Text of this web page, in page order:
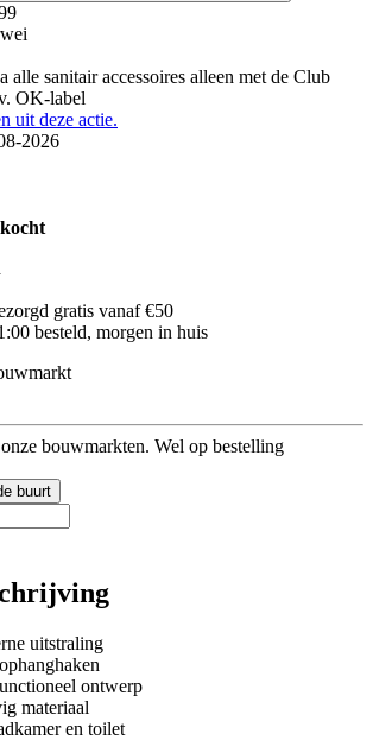
alle sanitair accessoires alleen met de Club
OK-label
uit deze actie.
2026
gratis vanaf €50
besteld, morgen in huis
bouwmarkten. Wel op bestelling
buurt
uitstraling
ontwerp
materiaal
en toilet